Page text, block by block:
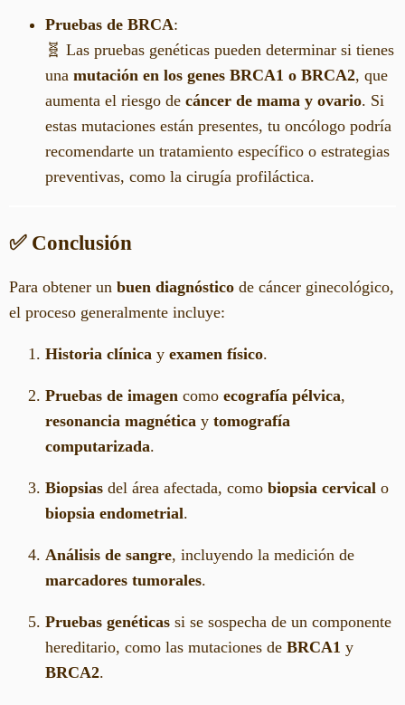
Pruebas de BRCA:
🧬 Las pruebas genéticas pueden determinar si tienes
una mutación en los genes BRCA1 o BRCA2, que
aumenta el riesgo de cáncer de mama y ovario. Si
estas mutaciones están presentes, tu oncólogo podría
recomendarte un tratamiento específico o estrategias
preventivas, como la cirugía profiláctica.
✅ Conclusión
Para obtener un buen diagnóstico de cáncer ginecológico,
el proceso generalmente incluye:
Historia clínica y examen físico.
Pruebas de imagen como ecografía pélvica,
resonancia magnética y tomografía
computarizada.
Biopsias del área afectada, como biopsia cervical o
biopsia endometrial.
Análisis de sangre, incluyendo la medición de
marcadores tumorales.
Pruebas genéticas si se sospecha de un componente
hereditario, como las mutaciones de BRCA1 y
BRCA2.